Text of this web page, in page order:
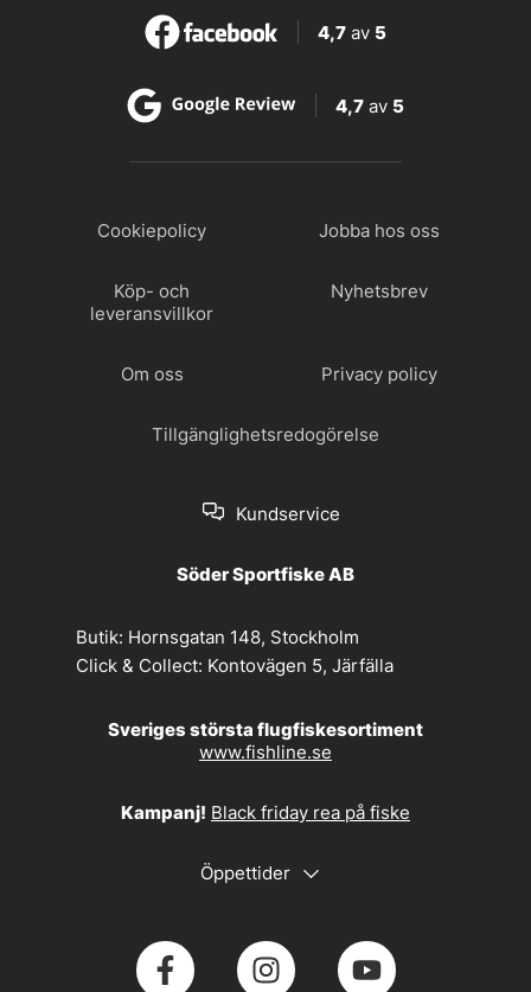
4,7 av 5
4,7 av 5
Cookiepolicy Jobba hos oss
Köp- och
leveransvillkor
Nyhetsbrev
Om oss Privacy policy
Tillgänglighetsredogörelse
Kundservice
Söder Sportfiske AB
Butik: Hornsgatan 148, Stockholm
Click & Collect: Kontovägen 5, Järfälla
Sveriges största flugfiskesortiment
www.fishline.se
Kampanj! Black friday rea på fiske
Öppettider